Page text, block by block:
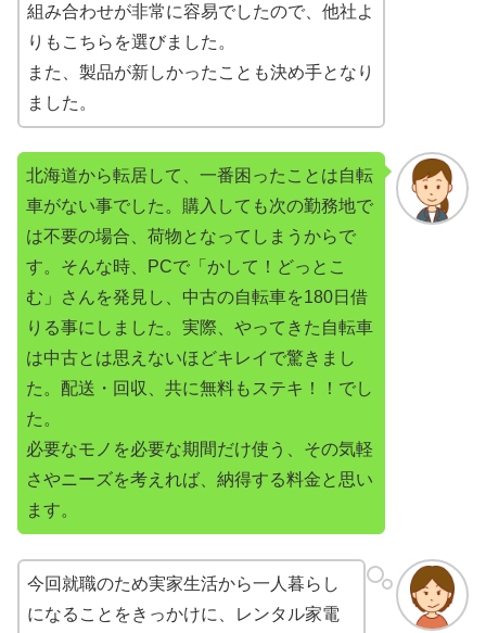
組み合わせが非常に容易でしたので、他社よ
りもこちらを選びました。
また、製品が新しかったことも決め手となり
ました。
北海道から転居して、一番困ったことは自転
車がない事でした。購入しても次の勤務地で
は不要の場合、荷物となってしまうからで
す。そんな時、PCで「かして！どっとこ
む」さんを発見し、中古の自転車を180日借
りる事にしました。実際、やってきた自転車
は中古とは思えないほどキレイで驚きまし
た。配送・回収、共に無料もステキ！！でし
た。
必要なモノを必要な期間だけ使う、その気軽
さやニーズを考えれば、納得する料金と思い
ます。
今回就職のため実家生活から一人暮らし
になることをきっかけに、レンタル家電